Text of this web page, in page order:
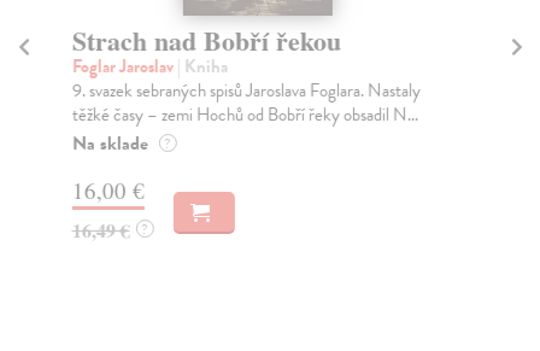
Strach nad Bobří řekou
Foglar Jaroslav| Kniha
9. svazek sebraných spisů Jaroslava Foglara. Nastaly
těžké časy – zemi Hochů od Bobří řeky obsadil N...
Na sklade ?
16,00 €
16,49 € ?